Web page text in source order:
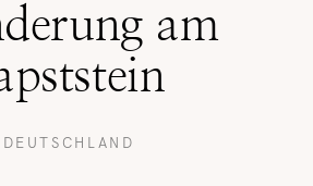
am
DEUTSCHLAND
KONTAKT